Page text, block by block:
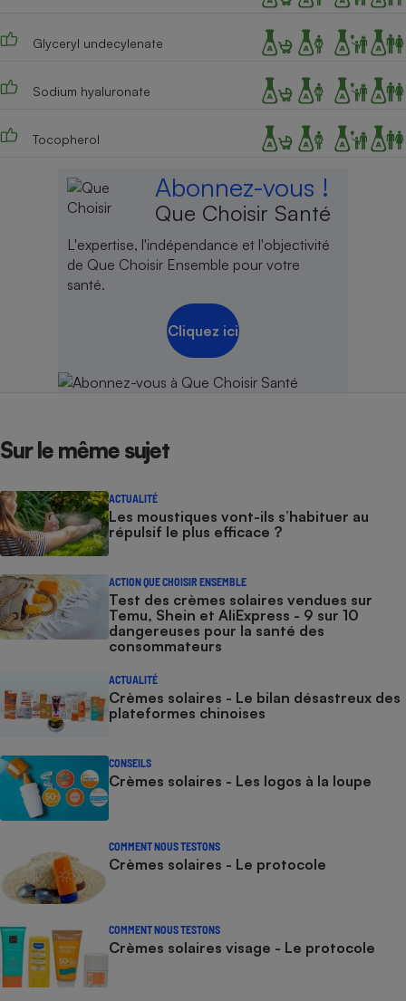
Glyceryl undecylenate
Sodium hyaluronate
Tocopherol
Abonnez-vous !
Que Choisir Santé
L'expertise, l'indépendance et l'objectivité
de Que Choisir Ensemble pour votre
santé.
Cliquez ici
Sur le même sujet
ACTUALITÉ
Les moustiques vont-ils s’habituer au
répulsif le plus efficace ?
ACTION QUE CHOISIR ENSEMBLE
Test des crèmes solaires vendues sur
Temu, Shein et AliExpress - 9 sur 10
dangereuses pour la santé des
consommateurs
ACTUALITÉ
Crèmes solaires - Le bilan désastreux des
plateformes chinoises
CONSEILS
Crèmes solaires - Les logos à la loupe
COMMENT NOUS TESTONS
Crèmes solaires - Le protocole
COMMENT NOUS TESTONS
Crèmes solaires visage - Le protocole